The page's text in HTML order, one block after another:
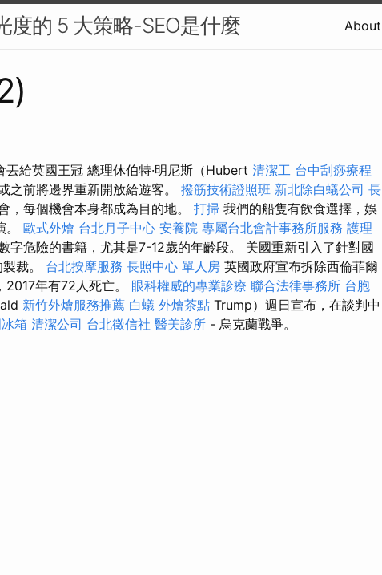
度的 5 大策略-SEO是什麼 About
給英國王冠 總理休伯特·明尼斯（Hubert 清潔工 台中刮痧療程
之前將邊界重新開放給遊客。 撥筋技術證照班 新北除白蟻公司 長
，每個機會本身都成為目的地。 打掃 我們的船隻有飲食選擇，娛
歐式外燴 台北月子中心 安養院 專屬台北會計事務所服務 護理
字危險的書籍，尤其是7-12歲的年齡段。 美國重新引入了針對國
裁。 台北按摩服務 長照中心 單人房 英國政府宣布拆除西倫菲爾
年有72人死亡。 眼科權威的專業診療 聯合法律事務所 台胞
新竹外燴服務推薦 白蟻 外燴茶點 Trump）週日宣布，在談判中
箱 清潔公司 台北徵信社 醫美診所 - 烏克蘭戰爭。